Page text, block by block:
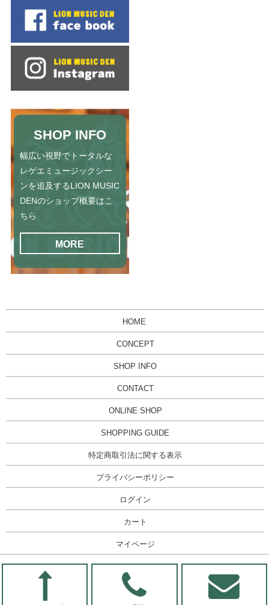
SHOP INFO
幅広い視野でトータルな
レゲエミュージックシー
ンを追及するLION MUSIC
DENのショップ概要はこ
ちら
MORE
HOME
CONCEPT
SHOP INFO
CONTACT
ONLINE SHOP
SHOPPING GUIDE
特定商取引法に関する表示
プライバシーポリシー
ログイン
カート
マイページ